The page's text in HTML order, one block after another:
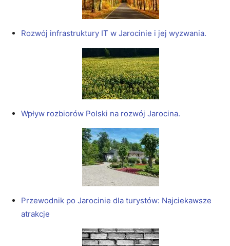
Rozwój infrastruktury IT w Jarocinie i jej wyzwania.
Wpływ rozbiorów Polski na rozwój Jarocina.
Przewodnik po Jarocinie dla turystów: Najciekawsze
atrakcje